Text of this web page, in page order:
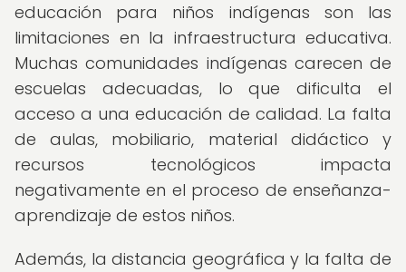
educación para niños indígenas son las
limitaciones en la infraestructura educativa.
Muchas comunidades indígenas carecen de
escuelas adecuadas, lo que dificulta el
acceso a una educación de calidad. La falta
de aulas, mobiliario, material didáctico y
recursos tecnológicos impacta
negativamente en el proceso de enseñanza-
aprendizaje de estos niños.
Además, la distancia geográfica y la falta de